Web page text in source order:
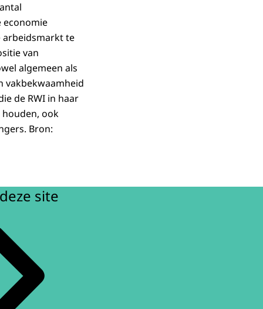
economie
arbeidsmarkt te
van
algemeen als
vakbekwaamheid
de RWI in haar
ook
Bron:
site